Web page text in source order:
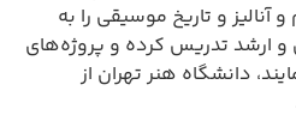
آنالیز و تاریخ موسیقی را به
ارشد تدریس کرده و پروژه‌های
دانشگاه هنر تهران از